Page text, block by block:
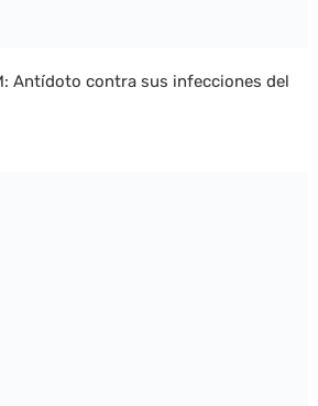
Antídoto contra sus infecciones del